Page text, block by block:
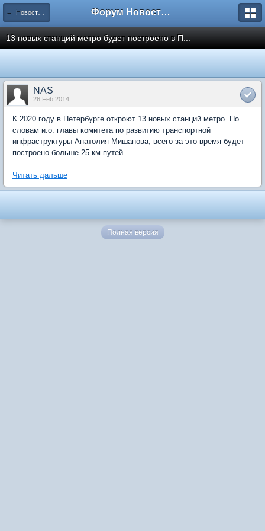
← Новости рынка недвижимости Форум Новостройки
13 новых станций метро будет построено в П...
NAS
26 Feb 2014
К 2020 году в Петербурге откроют 13 новых станций метро. По
словам и.о. главы комитета по развитию транспортной
инфраструктуры Анатолия Мишанова, всего за это время будет
построено больше 25 км путей.
Читать дальше
Полная версия